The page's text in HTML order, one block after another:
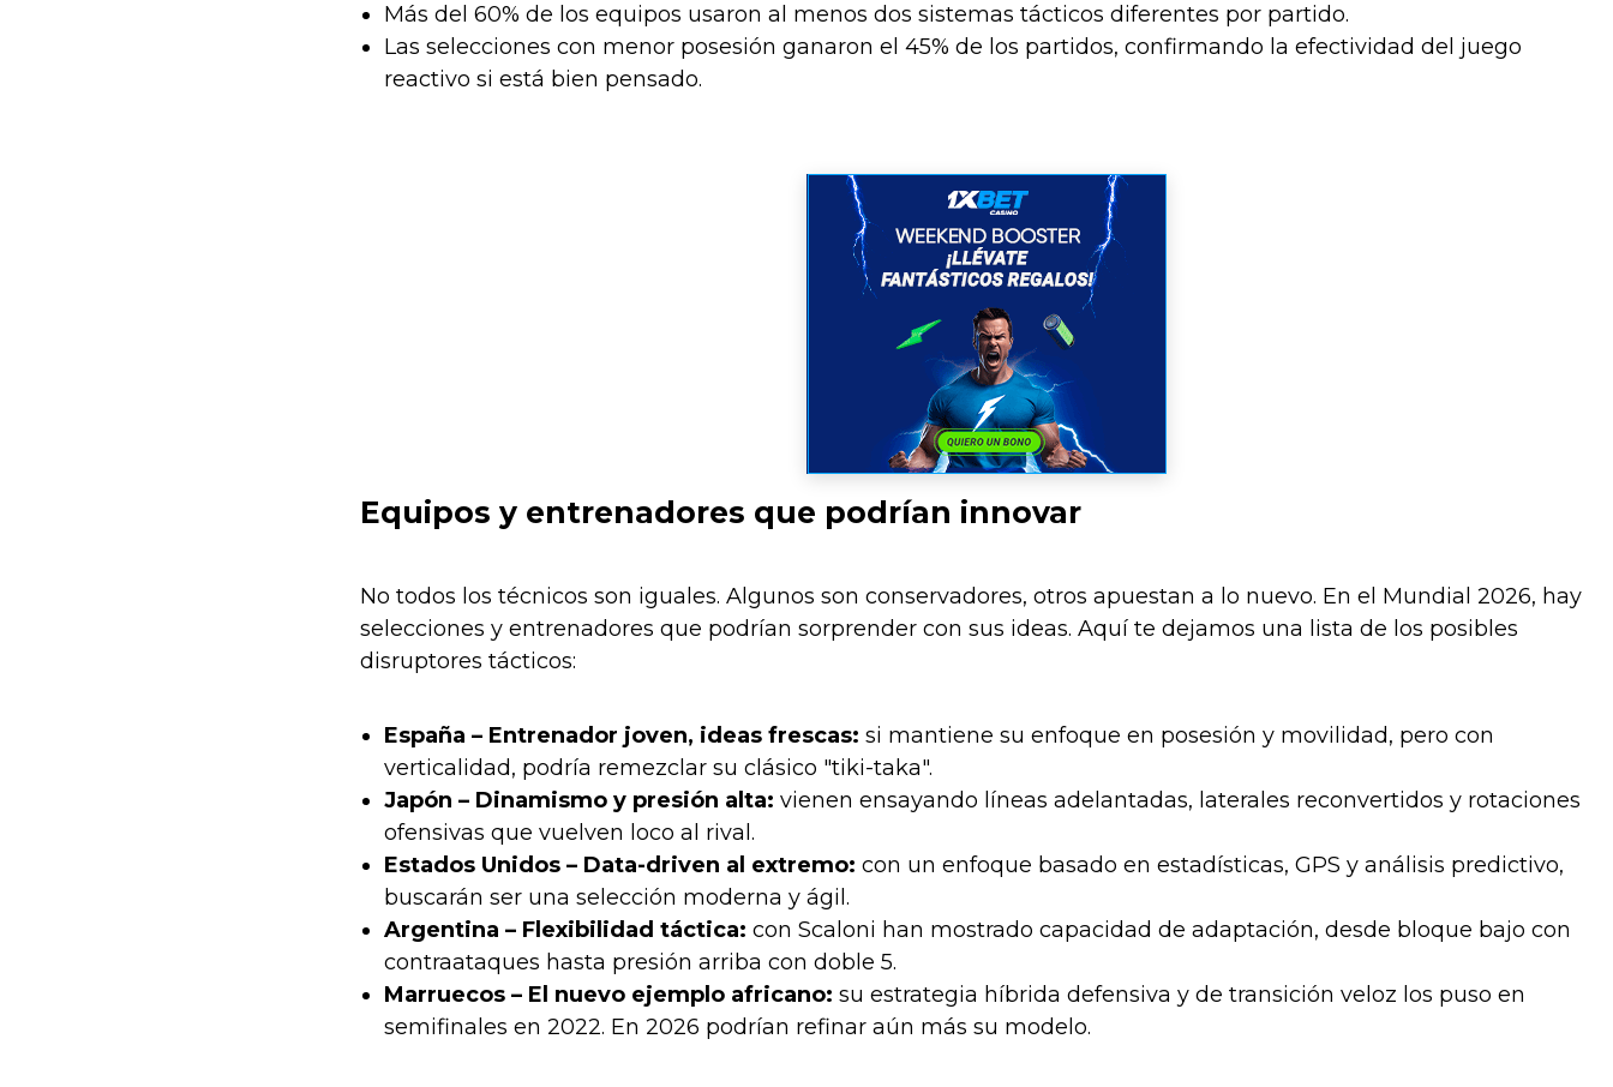
Más del 60% de los equipos usaron al menos dos sistemas tácticos diferentes por partido.
Las selecciones con menor posesión ganaron el 45% de los partidos, confirmando la efectividad del juego
reactivo si está bien pensado.
Equipos y entrenadores que podrían innovar
No todos los técnicos son iguales. Algunos son conservadores, otros apuestan a lo nuevo. En el Mundial 2026, hay
selecciones y entrenadores que podrían sorprender con sus ideas. Aquí te dejamos una lista de los posibles
disruptores tácticos:
España – Entrenador joven, ideas frescas: si mantiene su enfoque en posesión y movilidad, pero con
verticalidad, podría remezclar su clásico "tiki-taka".
Japón – Dinamismo y presión alta: vienen ensayando líneas adelantadas, laterales reconvertidos y rotaciones
ofensivas que vuelven loco al rival.
Estados Unidos – Data-driven al extremo: con un enfoque basado en estadísticas, GPS y análisis predictivo,
buscarán ser una selección moderna y ágil.
Argentina – Flexibilidad táctica: con Scaloni han mostrado capacidad de adaptación, desde bloque bajo con
contraataques hasta presión arriba con doble 5.
Marruecos – El nuevo ejemplo africano: su estrategia híbrida defensiva y de transición veloz los puso en
semifinales en 2022. En 2026 podrían refinar aún más su modelo.